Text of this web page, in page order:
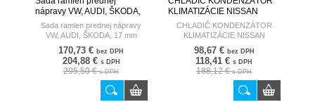
nápravy VW, AUDI, ŠKODA,
17 mm DENCKERMANN
Sada ramien prednej nápravy
VW, AUDI, ŠKODA, 17 mm
170,73 € bez DPH
204,88 € s DPH
295,50 €s DPH
KLIMATIZÁCIE NISSAN
QASHQAI (J10) (07-) 2.0 DCI
(S VYSÚŠAČOM) 92100-
CHLADIČ KONDENZÁTOR
KLIMATIZÁCIE NISSAN
QASHQAI (J10) (07-) 2.0 DCI (S
VYSÚŠAČOM) 92100-JD700
98,67 € bez DPH
118,41 € s DPH
188,12 €s DPH